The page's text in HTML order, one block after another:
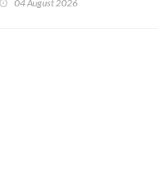
muertos figuran 44 niños y
04 August 2026